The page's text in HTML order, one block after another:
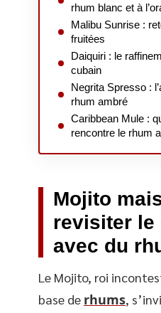
rhum blanc et à
Malibu Sunrise :
fruitées
Daiquiri : le
cubain
Negrita Spresso :
rhum ambré
Caribbean Mule :
rencontre le rhum
Mojito
revisiter le
avec du
Le Mojito, roi
base de rhums,